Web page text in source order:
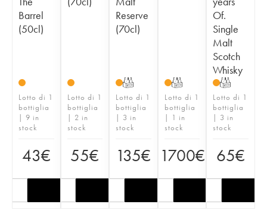
Barrel
(50cl)
Lotto di 1
bottiglia
| 9 in
stock
43€
Lotto di 1
bottiglia
| 2 in
stock
55€
Reserve
(70cl)
T
Lotto di 1
bottiglia
| 3 in
stock
135€
T
Lotto di 1
bottiglia
| 1 in
stock
1700€
Of.
Single
Malt
Scotch
Whisky
T
Lotto di 1
bottiglia
| 3 in
stock
65€